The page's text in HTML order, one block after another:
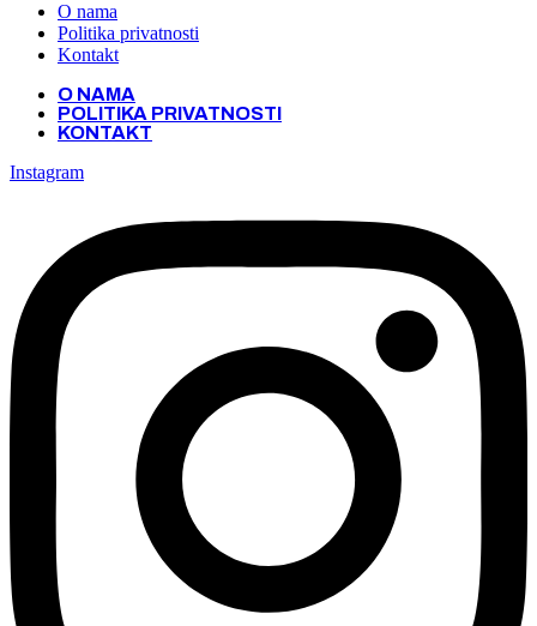
O nama
Politika privatnosti
Kontakt
O NAMA
POLITIKA PRIVATNOSTI
KONTAKT
Instagram